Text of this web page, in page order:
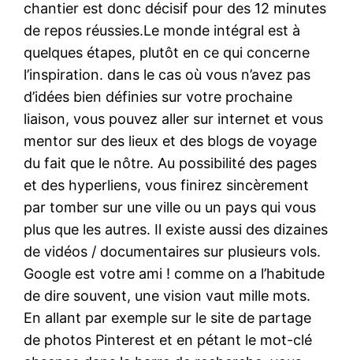
chantier est donc décisif pour des 12 minutes
de repos réussies.Le monde intégral est à
quelques étapes, plutôt en ce qui concerne
l’inspiration. dans le cas où vous n’avez pas
d’idées bien définies sur votre prochaine
liaison, vous pouvez aller sur internet et vous
mentor sur des lieux et des blogs de voyage
du fait que le nôtre. Au possibilité des pages
et des hyperliens, vous finirez sincèrement
par tomber sur une ville ou un pays qui vous
plus que les autres. Il existe aussi des dizaines
de vidéos / documentaires sur plusieurs vols.
Google est votre ami ! comme on a l’habitude
de dire souvent, une vision vaut mille mots.
En allant par exemple sur le site de partage
de photos Pinterest et en pétant le mot-clé